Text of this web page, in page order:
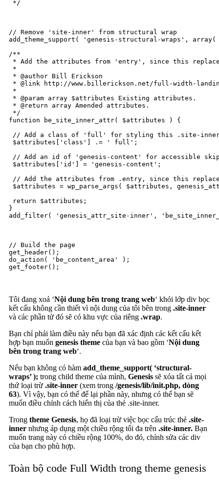
*/
// Remove 'site-inner' from structural wrap
add_theme_support( 'genesis-structural-wraps',
/**
* Add the attributes from 'entry', since this
*
* @author Bill Erickson
* @link http://www.billerickson.net/full-width-
*
* @param array $attributes Existing attributes.
* @return array Amended attributes.
*/
function be_site_inner_attr( $attributes ) {
// Add a class of 'full' for styling this .site-
$attributes['class'] .= ' full';
// Add an id of 'genesis-content' for accessible
$attributes['id'] = 'genesis-content';
// Add the attributes from .entry, since this
$attributes = wp_parse_args( $attributes,
return $attributes;
}
add_filter( 'genesis_attr_site-inner',
// Build the page
get_header();
do_action( 'be_content_area' );
get_footer();
Tôi đang xoá ‘Nội dung bên trong trang web‘ khỏi lớp div bọc
kết cấu không cần thiết vì nội dung của tôi bên trong .site-inner
và các phần tử đó sẽ có khu vực của riêng .wrap.
Bạn chỉ phải làm điều này nếu bạn đã xác định các kết cấu kết
hợp bạn muốn genesis theme của bạn và bao gồm ‘Nội dung
bên trong trang web‘.
Nếu bạn không có hàm add_theme_support( ‘structural-
wraps’ ); trong child theme của mình, Genesis sẽ xóa tất cả mọi
thứ loại trừ .site-inner (xem trong /genesis/lib/init.php, dòng
63). Vì vậy, bạn có thể để lại phần này, nhưng có thể bạn sẽ
muốn điều chỉnh cách hiển thị của thẻ .site-inner.
Trong theme Genesis, họ đã loại trừ việc bọc cấu trúc thẻ .site-
inner nhưng áp dụng một chiều rộng tối đa trên .site-inner. Bạn
muốn trang này có chiều rộng 100%, do đó, chỉnh sửa các div
của bạn cho phù hợp.
Toàn bộ code Full Width trong theme genesis